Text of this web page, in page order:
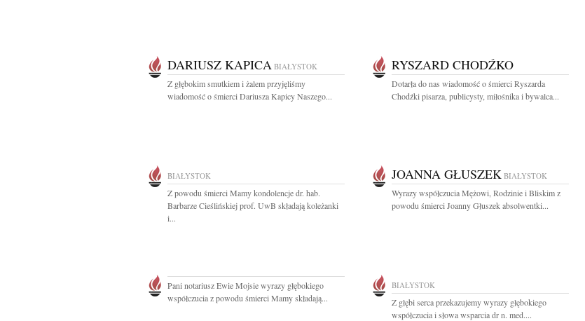
DARIUSZ KAPICA BIAŁYSTOK
Z głębokim smutkiem i żalem przyjęliśmy
wiadomość o śmierci Dariusza Kapicy Naszego...
RYSZARD CHODŹKO
Dotarła do nas wiadomość o śmierci Ryszarda
Chodźki pisarza, publicysty, miłośnika i bywalca...
BIAŁYSTOK
Z powodu śmierci Mamy kondolencje dr. hab.
Barbarze Cieślińskiej prof. UwB składają koleżanki
i...
JOANNA GŁUSZEK BIAŁYSTOK
Wyrazy współczucia Mężowi, Rodzinie i Bliskim z
powodu śmierci Joanny Głuszek absolwentki...
Pani notariusz Ewie Mojsie wyrazy głębokiego
współczucia z powodu śmierci Mamy składają...
BIAŁYSTOK
Z głębi serca przekazujemy wyrazy głębokiego
współczucia i słowa wsparcia dr n. med....